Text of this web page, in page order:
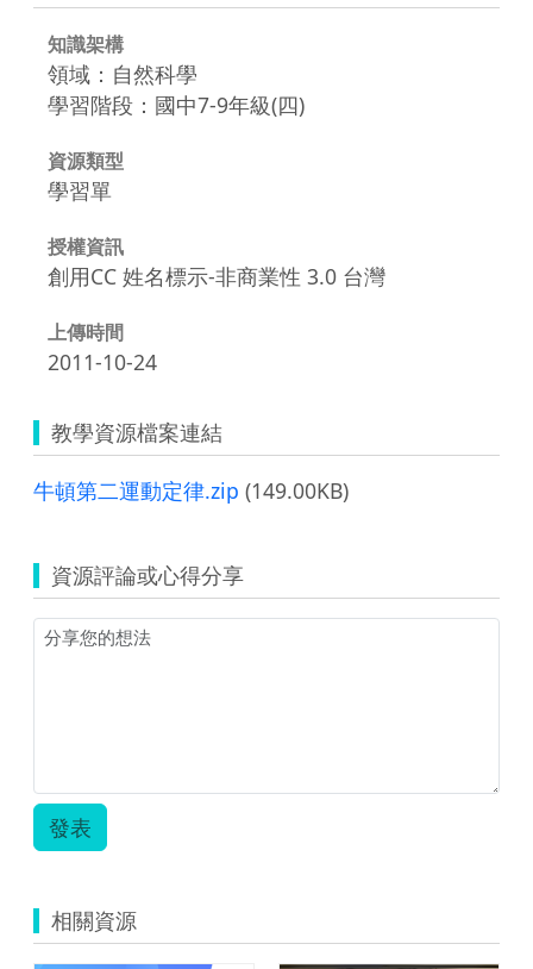
知識架構
領域：自然科學
學習階段：國中7-9年級(四)
資源類型
學習單
授權資訊
創用CC 姓名標示-非商業性 3.0 台灣
上傳時間
2011-10-24
教學資源檔案連結
牛頓第二運動定律.zip (149.00KB)
資源評論或心得分享
發表
相關資源